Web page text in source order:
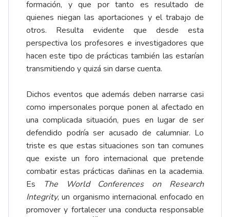
formación, y que por tanto es resultado de
quienes niegan las aportaciones y el trabajo de
otros. Resulta evidente que desde esta
perspectiva los profesores e investigadores que
hacen este tipo de prácticas también las estarían
transmitiendo y quizá sin darse cuenta.
Dichos eventos que además deben narrarse casi
como impersonales porque ponen al afectado en
una complicada situación, pues en lugar de ser
defendido podría ser acusado de calumniar. Lo
triste es que estas situaciones son tan comunes
que existe un foro internacional que pretende
combatir estas prácticas dañinas en la academia.
Es The World Conferences on Research
Integrity, un organismo internacional enfocado en
promover y fortalecer una conducta responsable